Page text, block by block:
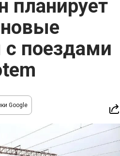
планирует
новые
поездами
Google